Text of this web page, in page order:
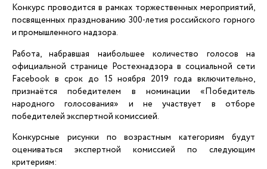
Конкурс проводится в рамках торжественных мероприятий,
посвященных празднованию 300-летия российского горного
и промышленного надзора.
Работа, набравшая наибольшее количество голосов на
официальной странице Ростехнадзора в социальной сети
Facebook в срок до 15 ноября 2019 года включительно,
признаётся победителем в номинации «Победитель
народного голосования» и не участвует в отборе
победителей экспертной комиссией.
Конкурсные рисунки по возрастным категориям будут
оцениваться экспертной комиссией по следующим
критериям: